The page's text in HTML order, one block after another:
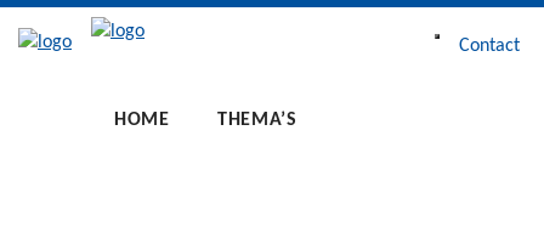
Contact
Open of
HOME THEMA’S